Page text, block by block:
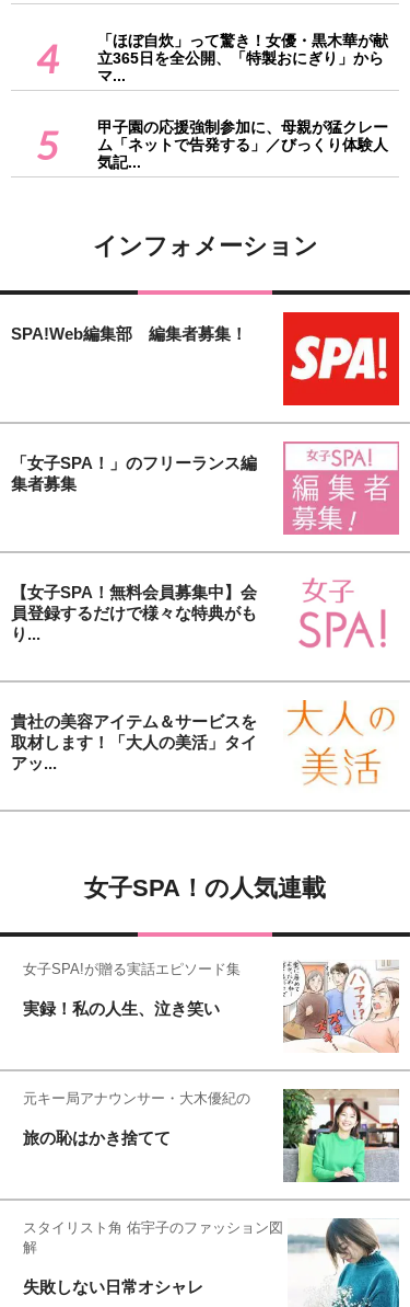
4
「ほぼ自炊」って驚き！女優・黒木華が献
立365日を全公開、「特製おにぎり」から
マ...
5
甲子園の応援強制参加に、母親が猛クレー
ム「ネットで告発する」／びっくり体験人
気記...
インフォメーション
SPA!Web編集部 編集者募集！
「女子SPA！」のフリーランス編
集者募集
【女子SPA！無料会員募集中】会
員登録するだけで様々な特典がも
り...
貴社の美容アイテム＆サービスを
取材します！「大人の美活」タイ
アッ...
女子SPA！の人気連載
女子SPA!が贈る実話エピソード集
実録！私の人生、泣き笑い
元キー局アナウンサー・大木優紀の
旅の恥はかき捨てて
スタイリスト角 佑宇子のファッション図
解
失敗しない日常オシャレ